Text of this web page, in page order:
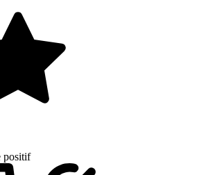
positif